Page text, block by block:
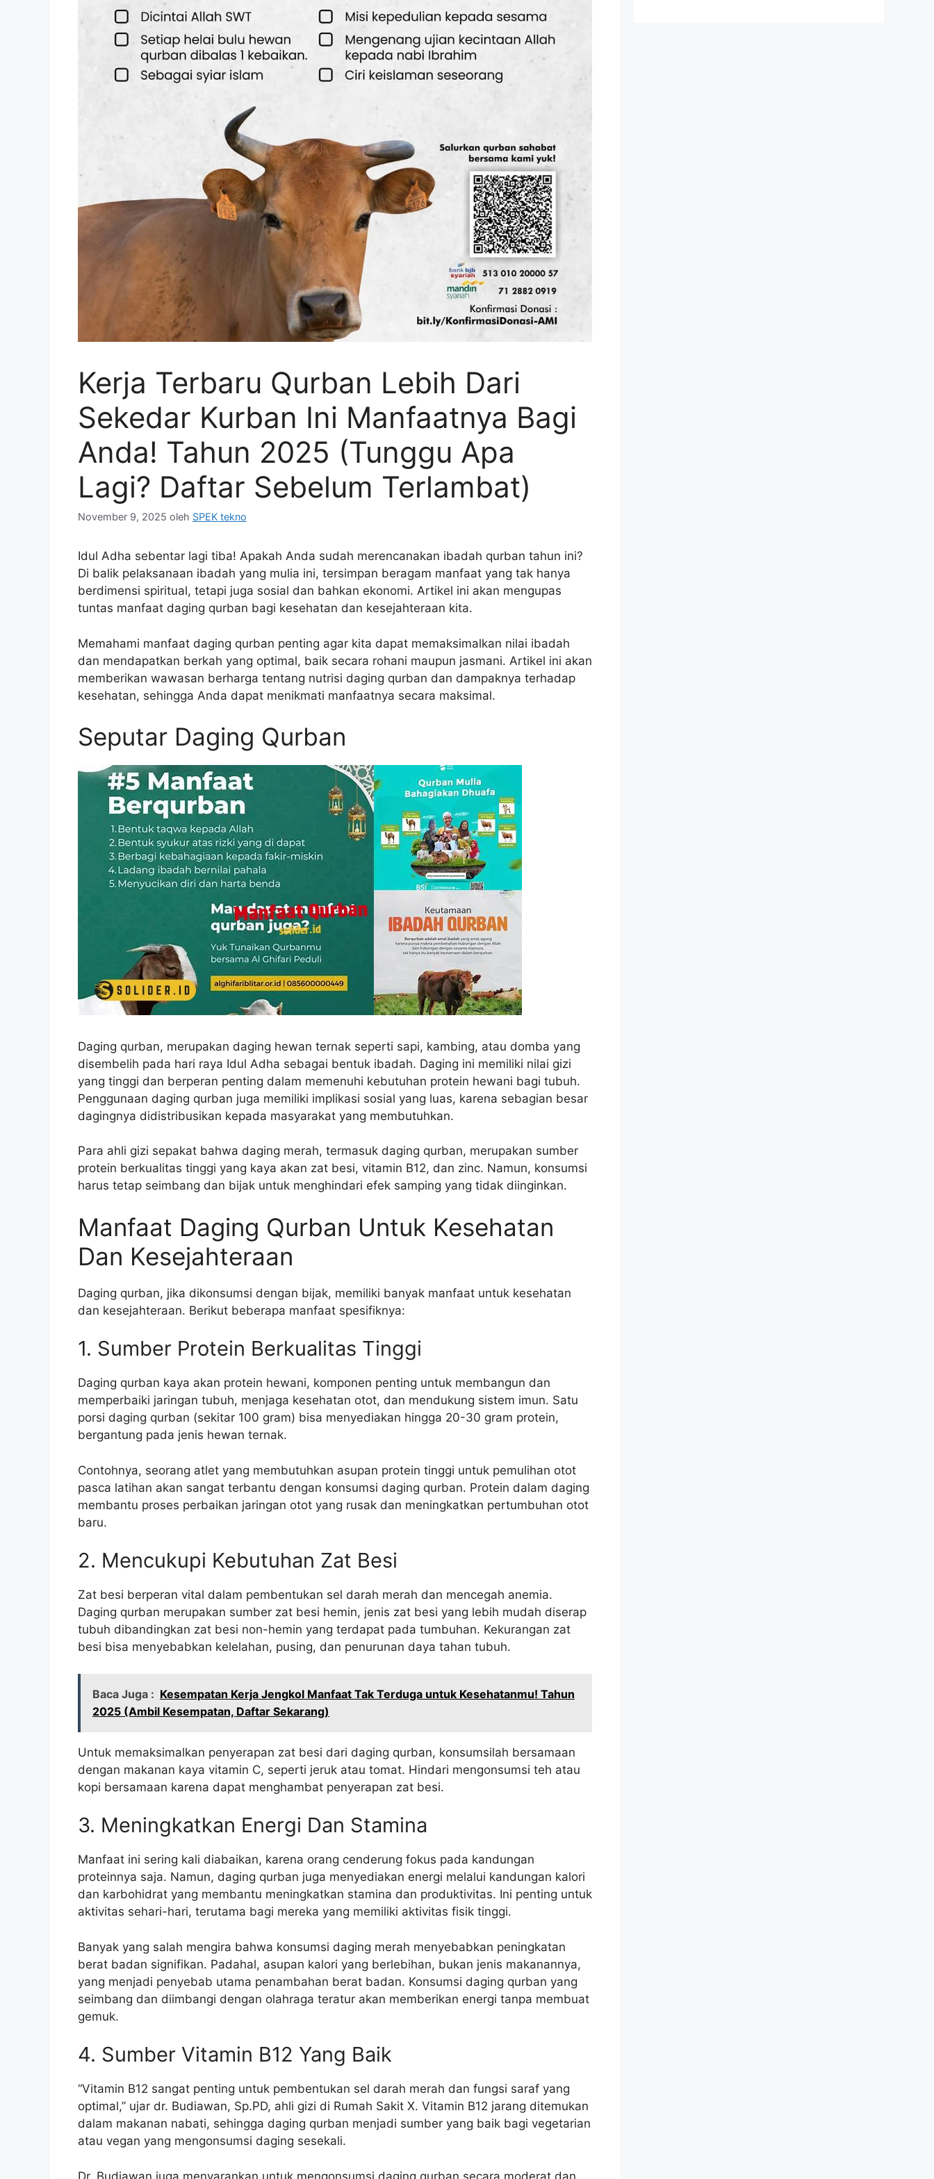
Kerja Terbaru Qurban Lebih Dari
Sekedar Kurban Ini Manfaatnya Bagi
Anda! Tahun 2025 (Tunggu Apa
Lagi? Daftar Sebelum Terlambat)
November 9, 2025 oleh SPEK tekno
Idul Adha sebentar lagi tiba! Apakah Anda sudah merencanakan ibadah qurban tahun ini?
Di balik pelaksanaan ibadah yang mulia ini, tersimpan beragam manfaat yang tak hanya
berdimensi spiritual, tetapi juga sosial dan bahkan ekonomi. Artikel ini akan mengupas
tuntas manfaat daging qurban bagi kesehatan dan kesejahteraan kita.
Memahami manfaat daging qurban penting agar kita dapat memaksimalkan nilai ibadah
dan mendapatkan berkah yang optimal, baik secara rohani maupun jasmani. Artikel ini akan
memberikan wawasan berharga tentang nutrisi daging qurban dan dampaknya terhadap
kesehatan, sehingga Anda dapat menikmati manfaatnya secara maksimal.
Seputar Daging Qurban
Daging qurban, merupakan daging hewan ternak seperti sapi, kambing, atau domba yang
disembelih pada hari raya Idul Adha sebagai bentuk ibadah. Daging ini memiliki nilai gizi
yang tinggi dan berperan penting dalam memenuhi kebutuhan protein hewani bagi tubuh.
Penggunaan daging qurban juga memiliki implikasi sosial yang luas, karena sebagian besar
dagingnya didistribusikan kepada masyarakat yang membutuhkan.
Para ahli gizi sepakat bahwa daging merah, termasuk daging qurban, merupakan sumber
protein berkualitas tinggi yang kaya akan zat besi, vitamin B12, dan zinc. Namun, konsumsi
harus tetap seimbang dan bijak untuk menghindari efek samping yang tidak diinginkan.
Manfaat Daging Qurban Untuk Kesehatan
Dan Kesejahteraan
Daging qurban, jika dikonsumsi dengan bijak, memiliki banyak manfaat untuk kesehatan
dan kesejahteraan. Berikut beberapa manfaat spesifiknya:
1. Sumber Protein Berkualitas Tinggi
Daging qurban kaya akan protein hewani, komponen penting untuk membangun dan
memperbaiki jaringan tubuh, menjaga kesehatan otot, dan mendukung sistem imun. Satu
porsi daging qurban (sekitar 100 gram) bisa menyediakan hingga 20-30 gram protein,
bergantung pada jenis hewan ternak.
Contohnya, seorang atlet yang membutuhkan asupan protein tinggi untuk pemulihan otot
pasca latihan akan sangat terbantu dengan konsumsi daging qurban. Protein dalam daging
membantu proses perbaikan jaringan otot yang rusak dan meningkatkan pertumbuhan otot
baru.
2. Mencukupi Kebutuhan Zat Besi
Zat besi berperan vital dalam pembentukan sel darah merah dan mencegah anemia.
Daging qurban merupakan sumber zat besi hemin, jenis zat besi yang lebih mudah diserap
tubuh dibandingkan zat besi non-hemin yang terdapat pada tumbuhan. Kekurangan zat
besi bisa menyebabkan kelelahan, pusing, dan penurunan daya tahan tubuh.
Baca Juga : Kesempatan Kerja Jengkol Manfaat Tak Terduga untuk Kesehatanmu! Tahun
2025 (Ambil Kesempatan, Daftar Sekarang)
Untuk memaksimalkan penyerapan zat besi dari daging qurban, konsumsilah bersamaan
dengan makanan kaya vitamin C, seperti jeruk atau tomat. Hindari mengonsumsi teh atau
kopi bersamaan karena dapat menghambat penyerapan zat besi.
3. Meningkatkan Energi Dan Stamina
Manfaat ini sering kali diabaikan, karena orang cenderung fokus pada kandungan
proteinnya saja. Namun, daging qurban juga menyediakan energi melalui kandungan kalori
dan karbohidrat yang membantu meningkatkan stamina dan produktivitas. Ini penting untuk
aktivitas sehari-hari, terutama bagi mereka yang memiliki aktivitas fisik tinggi.
Banyak yang salah mengira bahwa konsumsi daging merah menyebabkan peningkatan
berat badan signifikan. Padahal, asupan kalori yang berlebihan, bukan jenis makanannya,
yang menjadi penyebab utama penambahan berat badan. Konsumsi daging qurban yang
seimbang dan diimbangi dengan olahraga teratur akan memberikan energi tanpa membuat
gemuk.
4. Sumber Vitamin B12 Yang Baik
“Vitamin B12 sangat penting untuk pembentukan sel darah merah dan fungsi saraf yang
optimal,” ujar dr. Budiawan, Sp.PD, ahli gizi di Rumah Sakit X. Vitamin B12 jarang ditemukan
dalam makanan nabati, sehingga daging qurban menjadi sumber yang baik bagi vegetarian
atau vegan yang mengonsumsi daging sesekali.
Dr. Budiawan juga menyarankan untuk mengonsumsi daging qurban secara moderat dan